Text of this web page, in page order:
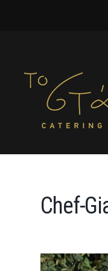
Chef-